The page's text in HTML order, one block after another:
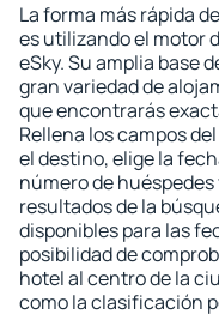
La forma más rápida
es utilizando el motor
eSky. Su amplia base
gran variedad de
que encontrarás
Rellena los campos
el destino, elige la
número de
resultados de la
disponibles para las
posibilidad de
hotel al centro de la
como la clasificación